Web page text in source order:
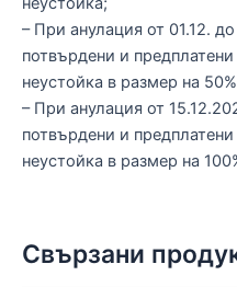
– При анулация от 01.12.
потвърдени и
неустойка в размер на
– При анулация от
потвърдени и
неустойка в размер на
Свързани